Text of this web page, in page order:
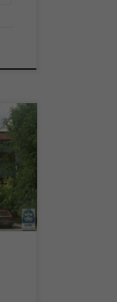
у